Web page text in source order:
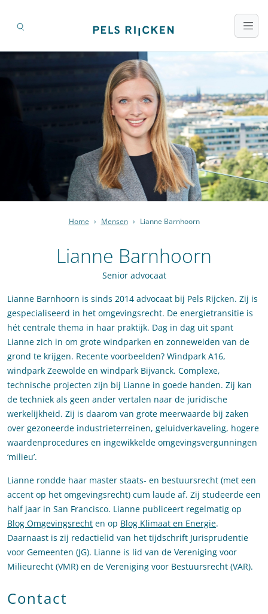
Home › Mensen › Lianne Barnhoorn
Lianne Barnhoorn
Senior advocaat
Lianne Barnhoorn is sinds 2014 advocaat bij Pels Rijcken. Zij is
gespecialiseerd in het omgevingsrecht. De energietransitie is
hét centrale thema in haar praktijk. Dag in dag uit spant
Lianne zich in om grote windparken en zonneweiden van de
grond te krijgen. Recente voorbeelden? Windpark A16,
windpark Zeewolde en windpark Bijvanck. Complexe,
technische projecten zijn bij Lianne in goede handen. Zij kan
de techniek als geen ander vertalen naar de juridische
werkelijkheid. Zij is daarom van grote meerwaarde bij zaken
over gezoneerde industrieterreinen, geluidverkaveling, hogere
waardenprocedures en ingewikkelde omgevingsvergunningen
‘milieu’.
Lianne rondde haar master staats- en bestuursrecht (met een
accent op het omgevingsrecht) cum laude af. Zij studeerde een
half jaar in San Francisco. Lianne publiceert regelmatig op
Blog Omgevingsrecht en op Blog Klimaat en Energie.
Daarnaast is zij redactielid van het tijdschrift Jurisprudentie
voor Gemeenten (JG). Lianne is lid van de Vereniging voor
Milieurecht (VMR) en de Vereniging voor Bestuursrecht (VAR).
Contact